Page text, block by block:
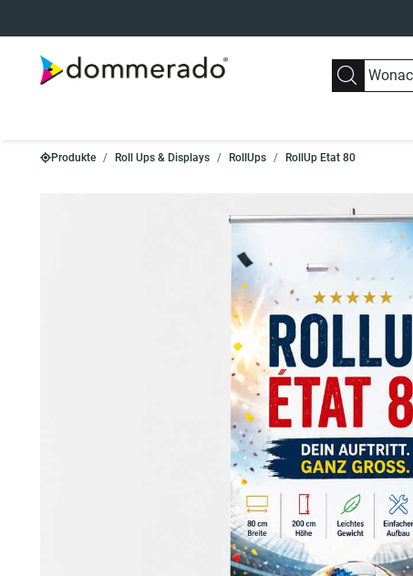
Produkte Roll Ups & Displays RollUps RollUp Etat 80